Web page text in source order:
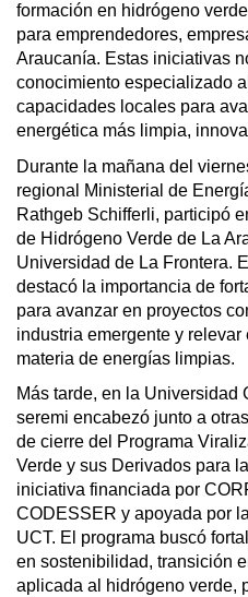
formación en hidrógeno
para emprendedores,
Araucanía. Estas iniciativas
conocimiento especializado
capacidades locales para
energética más limpia,
Durante la mañana del
regional Ministerial de
Rathgeb Schifferli, participó
de Hidrógeno Verde de La
Universidad de La Frontera.
destacó la importancia de
para avanzar en proyectos
industria emergente y
materia de energías limpias.
Más tarde, en la Universidad
seremi encabezó junto a
de cierre del Programa
Verde y sus Derivados para
iniciativa financiada por
CODESSER y apoyada por
UCT. El programa buscó
en sostenibilidad, transición
aplicada al hidrógeno verde,